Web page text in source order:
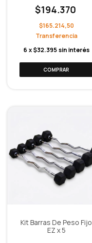
$194.370
$165.214,50
6 x$32.395 sin interés
Kit Barras De Peso Fijo
EZ x 5